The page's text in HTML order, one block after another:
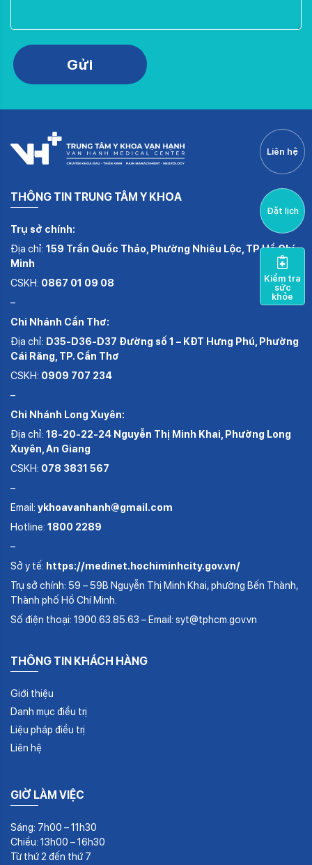
THÔNG TIN TRUNG TÂM Y KHOA
Trụ sở chính:
Địa chỉ: 159 Trần Quốc Thảo, Phường Nhiêu Lộc, TP.Hồ Chí
Minh
CSKH: 0867 01 09 08
–
Chi Nhánh Cần Thơ:
Địa chỉ: D35-D36-D37 Đường số 1 – KĐT Hưng Phú, Phường
Cái Răng, TP. Cần Thơ
CSKH: 0909 707 234
–
Chi Nhánh Long Xuyên:
Địa chỉ: 18-20-22-24 Nguyễn Thị Minh Khai, Phường Long
Xuyên, An Giang
CSKH: 078 3831 567
–
Email: ykhoavanhanh@gmail.com
Hotline: 1800 2289
–
Sở y tế: https://medinet.hochiminhcity.gov.vn/
Trụ sở chính: 59 – 59B Nguyễn Thị Minh Khai, phường Bến Thành,
Thành phố Hồ Chí Minh.
Số điện thoại: 1900.63.85.63 – Email: syt@tphcm.gov.vn
THÔNG TIN KHÁCH HÀNG
Giới thiệu
Danh mục điều trị
Liệu pháp điều trị
Liên hệ
GIỜ LÀM VIỆC
Sáng: 7h00 – 11h30
Chiều: 13h00 – 16h30
Từ thứ 2 đến thứ 7
Please leave this field empty.
Gửi
Liên hệ
Đặt lịch
Kiểm tra
sức
khỏe